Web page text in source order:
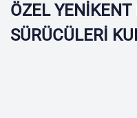
ÖZEL
SÜRÜCÜLERİ